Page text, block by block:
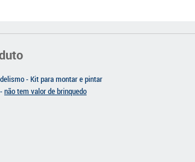
- Kit para montar e pintar
não tem valor de brinquedo